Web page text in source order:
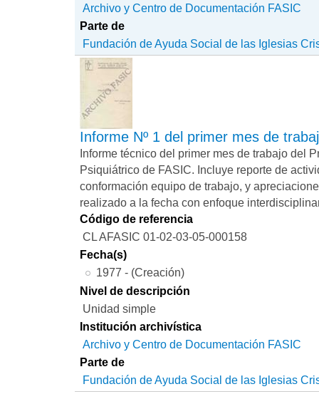
Archivo y Centro de Documentación FASIC
Parte de
Fundación de Ayuda Social de las Iglesias
Informe Nº 1 del primer mes de
Informe técnico del primer mes de trabajo del
Psiquiátrico de FASIC. Incluye reporte de
conformación equipo de trabajo, y
realizado a la fecha con enfoque
Código de referencia
CL AFASIC 01-02-03-05-000158
Fecha(s)
1977 - (Creación)
Nivel de descripción
Unidad simple
Institución archivística
Archivo y Centro de Documentación FASIC
Parte de
Fundación de Ayuda Social de las Iglesias